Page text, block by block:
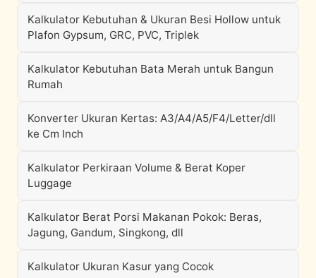
Kalkulator Kebutuhan & Ukuran Besi Hollow untuk
Plafon Gypsum, GRC, PVC, Triplek
Kalkulator Kebutuhan Bata Merah untuk Bangun
Rumah
Konverter Ukuran Kertas: A3/A4/A5/F4/Letter/dll
ke Cm Inch
Kalkulator Perkiraan Volume & Berat Koper
Luggage
Kalkulator Berat Porsi Makanan Pokok: Beras,
Jagung, Gandum, Singkong, dll
Kalkulator Ukuran Kasur yang Cocok